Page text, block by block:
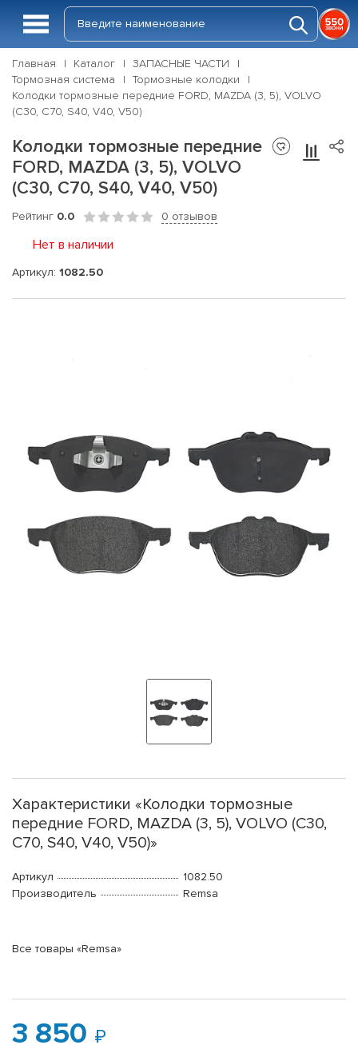
Главная Каталог
ЗАПАСНЫЕ ЧАСТИ
Тормозная система
Тормозные колодки
Колодки тормозные передние FORD, MAZDA (3, 5), VOLVO
(C30, C70, S40, V40, V50)
Колодки тормозные передние
FORD, MAZDA (3, 5), VOLVO
(C30, C70, S40, V40, V50)
Рейтинг 0.0 0 отзывов
Нет в наличии
Артикул: 1082.50
Характеристики «Колодки тормозные
передние FORD, MAZDA (3, 5), VOLVO (C30,
C70, S40, V40, V50)»
Артикул
1082.50
Производитель
Remsa
Все товары «Remsa»
3 850